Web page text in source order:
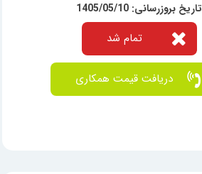
تاریخ بروزرسانی: 1405/05/10
تمام شد
دریافت قیمت همکاری